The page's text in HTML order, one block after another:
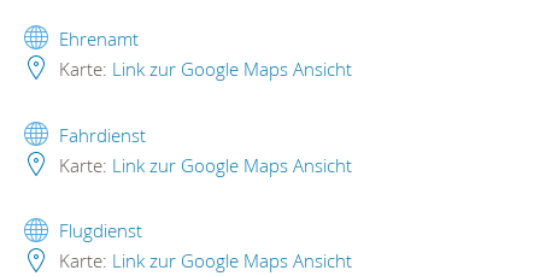
Ehrenamt
Karte: Link zur Google Maps Ansicht
Fahrdienst
Karte: Link zur Google Maps Ansicht
Flugdienst
Karte: Link zur Google Maps Ansicht